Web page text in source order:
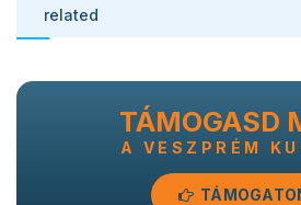
related
TÁMOGASD
A VESZPRÉM